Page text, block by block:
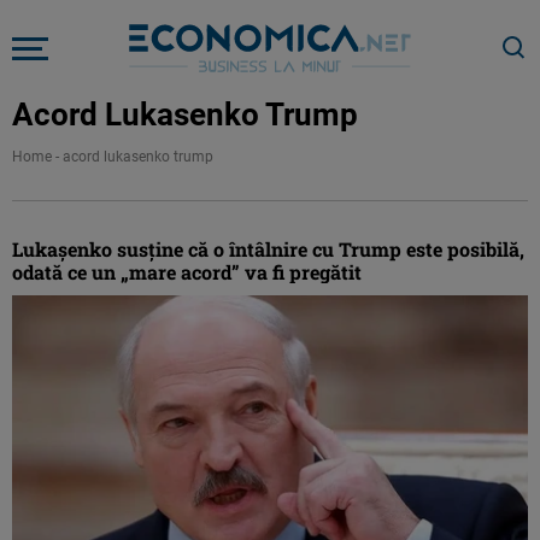
Acord Lukasenko Trump
Home - acord lukasenko trump
Lukaşenko susţine că o întâlnire cu Trump este posibilă,
odată ce un „mare acord” va fi pregătit